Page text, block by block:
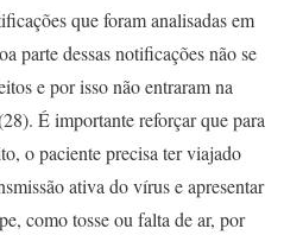
que foram analisadas em
parte dessas notificações não se
e por isso não entraram na
É importante reforçar que para
o paciente precisa ter viajado
ativa do vírus e apresentar
como tosse ou falta de ar, por